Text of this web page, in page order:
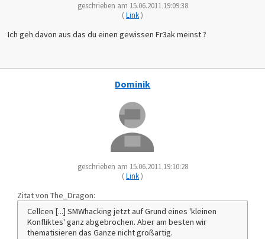
geschrieben am 15.06.2011 19:09:38
(Link)
Ich geh davon aus das du einen gewissen Fr3ak meinst ?
Dominik
geschrieben am 15.06.2011 19:10:28
(Link)
Zitat von The_Dragon:
Cellcen [...] SMWhacking jetzt auf Grund eines 'kleinen
Konfliktes' ganz abgebrochen. Aber am besten wir
thematisieren das Ganze nicht großartig.